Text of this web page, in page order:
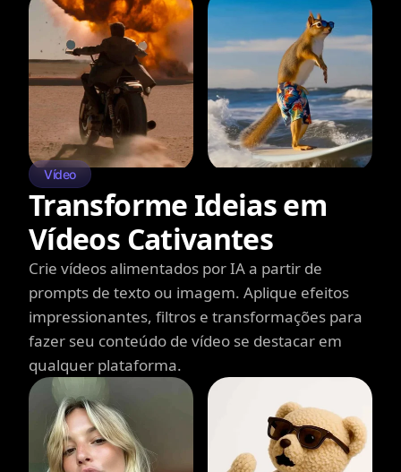
Vídeo
Transforme Ideias em
Vídeos Cativantes
Crie vídeos alimentados por IA a partir de
prompts de texto ou imagem. Aplique efeitos
impressionantes, filtros e transformações para
fazer seu conteúdo de vídeo se destacar em
qualquer plataforma.